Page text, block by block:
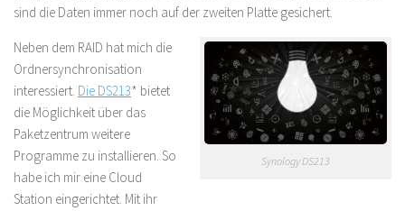
sind die Daten immer noch auf der zweiten Platte gesichert.
Synology DS213
Neben dem RAID hat mich die
Ordnersynchronisation
interessiert. Die DS213* bietet
die Möglichkeit über das
Paketzentrum weitere
Programme zu installieren. So
habe ich mir eine Cloud
Station eingerichtet. Mit ihr